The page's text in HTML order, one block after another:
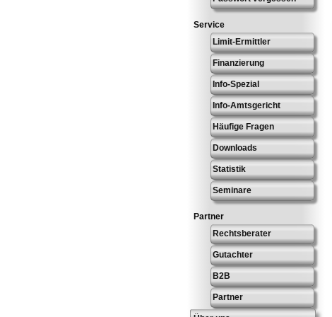
Service
Limit-Ermittler
Finanzierung
Info-Spezial
Info-Amtsgericht
Häufige Fragen
Downloads
Statistik
Seminare
Partner
Rechtsberater
Gutachter
B2B
Partner